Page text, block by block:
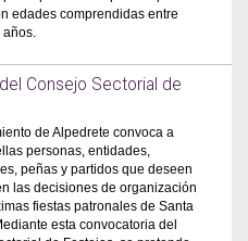
edades comprendidas entre
años.
Consejo Sectorial de
de Alpedrete convoca a
personas, entidades,
peñas y partidos que deseen
las decisiones de organización
fiestas patronales de Santa
esta convocatoria del